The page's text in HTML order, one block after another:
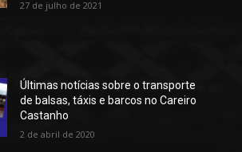
27 de julho de 2021
Últimas notícias sobre o transporte
de balsas, táxis e barcos no Careiro
Castanho
2 de abril de 2020